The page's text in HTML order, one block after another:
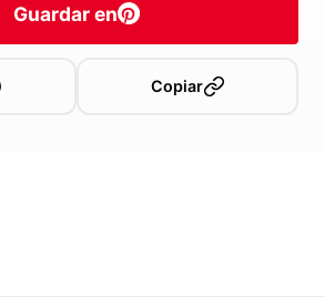
Guardar en
Copiar